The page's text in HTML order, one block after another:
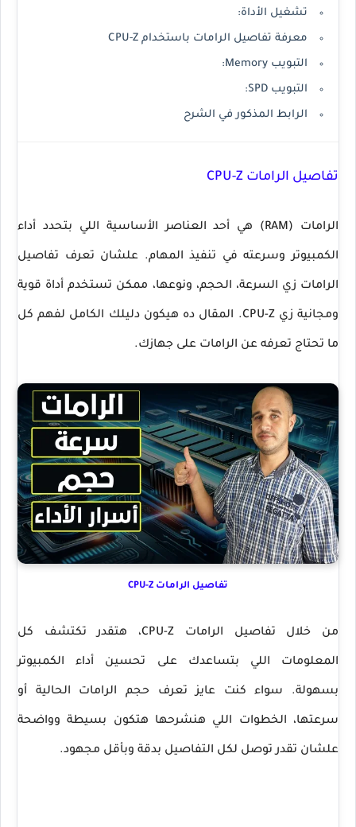
تشغيل الأداة:
معرفة تفاصيل الرامات باستخدام CPU-Z
التبويب Memory:
التبويب SPD:
الرابط المذكور في الشرح
تفاصيل الرامات CPU-Z
الرامات (RAM) هي أحد العناصر الأساسية اللي بتحدد أداء
الكمبيوتر وسرعته في تنفيذ المهام. علشان تعرف تفاصيل
الرامات زي السرعة، الحجم، ونوعها، ممكن تستخدم أداة قوية
ومجانية زي CPU-Z. المقال ده هيكون دليلك الكامل لفهم كل
ما تحتاج تعرفه عن الرامات على جهازك.
تفاصيل الرامات CPU-Z
من خلال تفاصيل الرامات CPU-Z، هتقدر تكتشف كل
المعلومات اللي بتساعدك على تحسين أداء الكمبيوتر
بسهولة. سواء كنت عايز تعرف حجم الرامات الحالية أو
سرعتها، الخطوات اللي هنشرحها هتكون بسيطة وواضحة
علشان تقدر توصل لكل التفاصيل بدقة وبأقل مجهود.